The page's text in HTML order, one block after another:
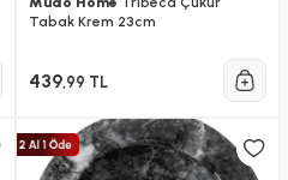
Tabak Krem 23cm
439,99 TL